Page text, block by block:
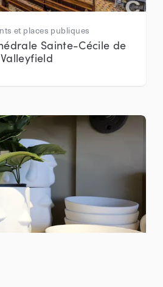
et places publiques
Sainte-Cécile de
Valleyfield